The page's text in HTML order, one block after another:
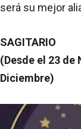
será su mejor
SAGITARIO
(Desde el 23 de
Diciembre)